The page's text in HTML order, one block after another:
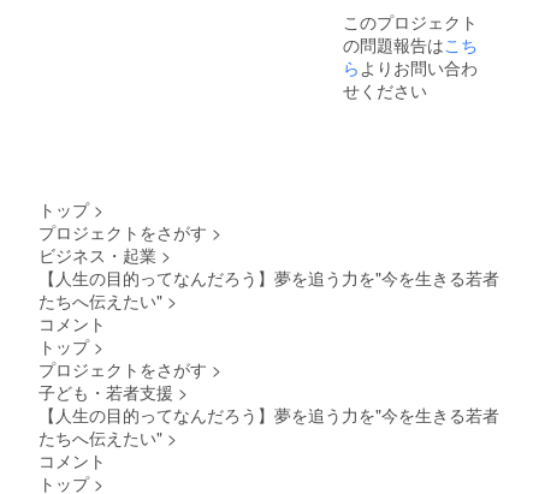
い。 別
途メー
ルにて
ご連絡
をさせ
途メー
ルにて
入して
くださ
い。 ・
公序良
俗に反
せてい
ただく
さ
は、
する場
合や、
青少年
の育成
に反す
・文字
の大き
このプロジェクト
の問題報告はこち
ら よりお問い合わ
せください
トップ >
プロジェクトをさがす >
ビジネス・起業 >
【人生の目的ってなんだろう】夢を追う力を"今を生きる若者
たちへ伝えたい" >
コメント
トップ >
プロジェクトをさがす >
子ども・若者支援 >
【人生の目的ってなんだろう】夢を追う力を"今を生きる若者
たちへ伝えたい" >
コメント
トップ >